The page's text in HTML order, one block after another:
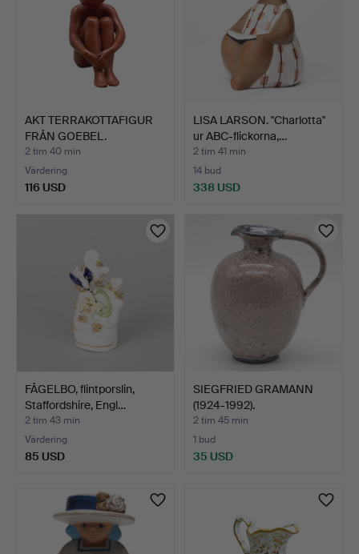
AKT TERRAKOTTAFIGUR
FRÅN GOEBEL.
2 tim 40 min
Värdering
116 USD
LISA LARSON. "Charlotta"
ur ABC-flickorna,…
2 tim 41 min
14 bud
338 USD
FÅGELBO, flintporslin,
Staffordshire, Engl…
2 tim 43 min
Värdering
85 USD
SIEGFRIED GRAMANN
(1924-1992).
DESIGNKRUKA…
2 tim 45 min
1 bud
35 USD